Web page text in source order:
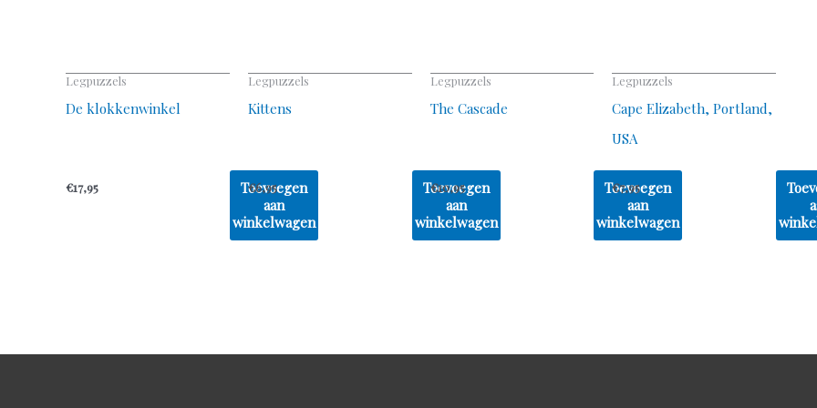
Legpuzzels
De klokkenwinkel
€17,95
Toevoegen
aan
winkelwagen
Legpuzzels
Kittens
€6,95
Toevoegen
aan
winkelwagen
Legpuzzels
The Cascade
€10,95
Toevoegen
aan
winkelwagen
Legpuzzels
Cape Elizabeth, Portland,
USA
€7,95